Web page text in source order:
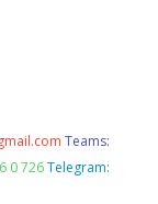
Teams:
0 726 Telegram: